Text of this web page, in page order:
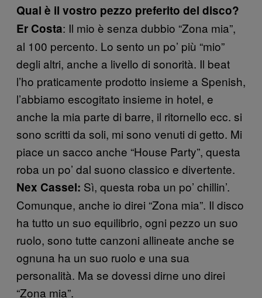
Qual è il vostro pezzo preferito del disco?
Er Costa: Il mio è senza dubbio “Zona mia”,
al 100 percento. Lo sento un po’ più “mio”
degli altri, anche a livello di sonorità. Il beat
l’ho praticamente prodotto insieme a Spenish,
l’abbiamo escogitato insieme in hotel, e
anche la mia parte di barre, il ritornello ecc. si
sono scritti da soli, mi sono venuti di getto. Mi
piace un sacco anche “House Party”, questa
roba un po’ dal suono classico e divertente.
Nex Cassel: Sì, questa roba un po’ chillin’.
Comunque, anche io direi “Zona mia”. Il disco
ha tutto un suo equilibrio, ogni pezzo un suo
ruolo, sono tutte canzoni allineate anche se
ognuna ha un suo ruolo e una sua
personalità. Ma se dovessi dirne uno direi
“Zona mia”.